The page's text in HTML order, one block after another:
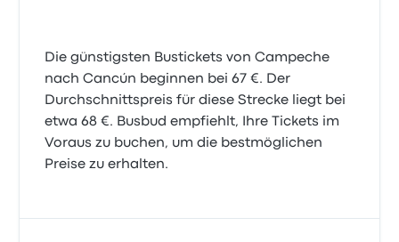
Die günstigsten Bustickets von Campeche
nach Cancún beginnen bei 67 €. Der
Durchschnittspreis für diese Strecke liegt bei
etwa 68 €. Busbud empfiehlt, Ihre Tickets im
Voraus zu buchen, um die bestmöglichen
Preise zu erhalten.